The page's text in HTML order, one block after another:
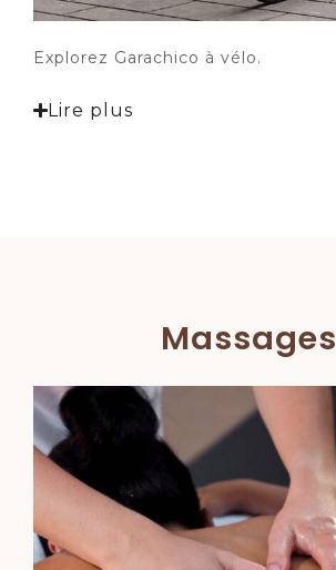
Explorez Garachico à vélo.
Lire plus
Massages